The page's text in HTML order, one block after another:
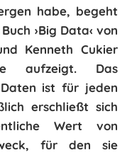
habe, begeht
›Big Data‹ von
Kenneth Cukier
aufzeigt. Das
ist für jeden
erschließt sich
Wert von
für den sie